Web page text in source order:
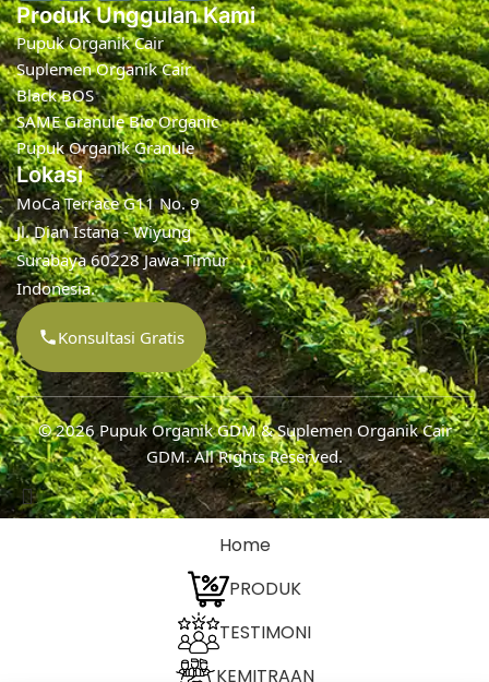
Produk Unggulan Kami
Pupuk Organik Cair
Suplemen Organik Cair
Black BOS
SAME Granule Bio Organic
Pupuk Organik Granule
Lokasi
MoCa Terrace G11 No. 9
Jl. Dian Istana - Wiyung
Surabaya 60228 Jawa Timur
Indonesia.
Konsultasi Gratis
© 2026Pupuk Organik GDM & Suplemen Organik Cair
GDM. All Rights Reserved.
Home
PRODUK
TESTIMONI
KEMITRAAN